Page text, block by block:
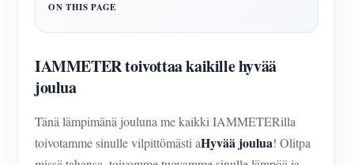
IAMMETER Simulaattori
IAMMETER toivottaa kaikille hyvää
joulua
Tänä lämpimänä jouluna me kaikki IAMMETERilla
toivotamme sinulle vilpittömästi aHyvää joulua! Olitpa